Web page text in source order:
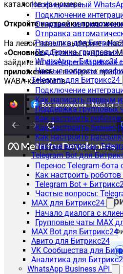
Неофициальный
Подключение
Отправка
Отправка
Рассылка для
Поддержка групповых
WhatsApp + Битрикс24
Частые вопросы:
Telegram для Битрикс24
Подключение
Как написать первым
Поддержка групповых
Как настроить роботов
Как настроить бизнес-
Как настроить
Частые вопросы:
Telegram Bot для
Перенос Telegram-бота
Как настроить
Telegram Bot +
Частые вопросы:
MAX для Битрикс24
Начало диалога с
Групповые чаты MAX
MAX Bot для Битрикс24
Авито для Битрикс24
VK Сообщества для
Аналитика для
WhatsApp Business API
каталогов на номере.
Откройте настройки
На левой панели выберите
«Основное». Если вы закрыли
зайдите на
приложения»и выберите
WABA-каталогов.